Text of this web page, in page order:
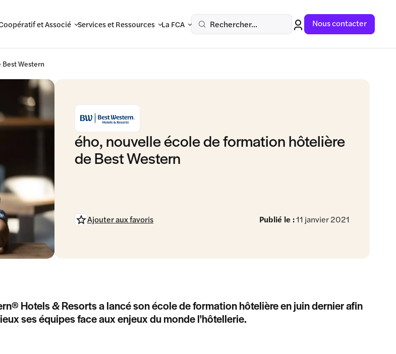
et Associé Services et Ressources La FCA Rechercher... Nous contacter
Western
ého, nouvelle école de formation hôtelière
de Best Western
Publié le :11 janvier 2021
Ajouter aux favoris
Hotels & Resorts a lancé son école de formation hôtelière en juin dernier afin
ses équipes face aux enjeux du monde l'hôtellerie.